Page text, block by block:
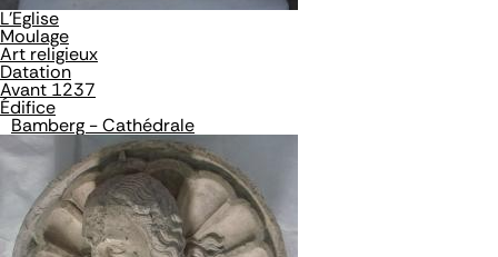
L'Eglise
Moulage
Art religieux
Datation
Avant 1237
Édifice
Bamberg - Cathédrale